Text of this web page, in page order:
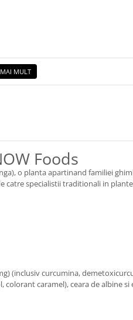
MULT
Foods
o planta apartinand familiei
specialistii traditionali in
(inclusiv curcumina,
caramel), ceara de albine